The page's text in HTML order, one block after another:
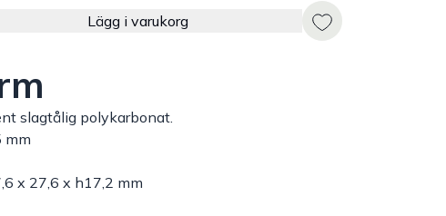
Lägg i varukorg
slagtålig polykarbonat.
mm
x 27,6 x h17,2 mm